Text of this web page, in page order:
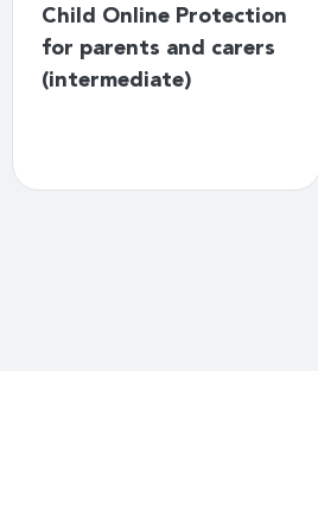
Child Online Protection
for parents and carers
(intermediate)